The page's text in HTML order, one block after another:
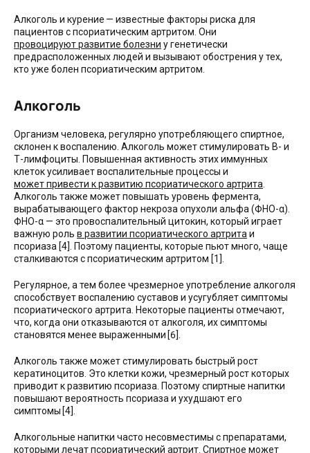
Алкоголь и курение — известные факторы риска для
пациентов с псориатическим артритом. Они
провоцируют развитие болезни у генетически
предрасположенных людей и вызывают обострения у тех,
кто уже болен псориатическим артритом.
Алкоголь
Организм человека, регулярно употребляющего спиртное,
склонен к воспалению. Алкоголь может стимулировать В- и
Т-лимфоциты. Повышенная активность этих иммунных
клеток усиливает воспалительные процессы и
может привести к развитию псориатического артрита
Алкоголь также может повышать уровень фермента,
вырабатывающего фактор некроза опухоли альфа (ФНО-α).
ФНО-α — это провоспалительный цитокин, который играет
важную роль в развитии псориатического артрита и
псориаза [4]. Поэтому пациенты, которые пьют много, чаще
сталкиваются с псориатическим артритом [1].
Регулярное, а тем более чрезмерное употребление алкоголя
способствует воспалению суставов и усугубляет симптомы
псориатического артрита. Некоторые пациенты отмечают,
что, когда они отказываются от алкоголя, их симптомы
становятся менее выраженными [6].
Алкоголь также может стимулировать быстрый рост
кератиноцитов. Это клетки кожи, чрезмерный рост которых
приводит к развитию псориаза. Поэтому спиртные напитки
повышают вероятность псориаза и ухудшают его
симптомы [4].
Алкогольные напитки часто несовместимы с препаратами,
которыми лечат псориатический артрит. Спиртное может